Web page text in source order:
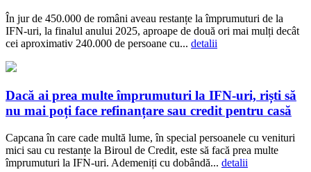
În jur de 450.000 de români aveau restanțe la împrumuturi de la
IFN-uri, la finalul anului 2025, aproape de două ori mai mulți decât
cei aproximativ 240.000 de persoane cu... detalii
Dacă ai prea multe împrumuturi la IFN-uri, riști să
nu mai poți face refinanțare sau credit pentru casă
Capcana în care cade multă lume, în special persoanele cu venituri
mici sau cu restanțe la Biroul de Credit, este să facă prea multe
împrumuturi la IFN-uri. Ademeniți cu dobândă... detalii